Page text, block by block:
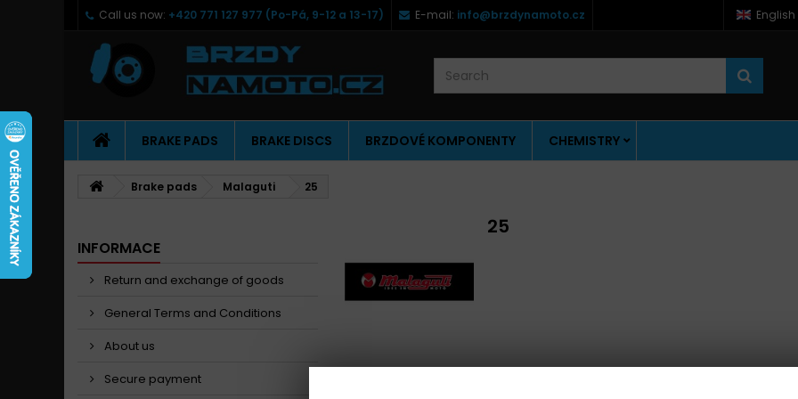
English
Call us now: +420 771 127 977 (Po-Pá, 9-12 a 13-17) E-mail: info@brzdynamoto.cz
BRAKE PADS BRAKE DISCS BRZDOVÉ KOMPONENTY CHEMISTRY
Brake pads Malaguti 25
INFORMACE
Return and exchange of goods
General Terms and Conditions
About us
Secure payment
25